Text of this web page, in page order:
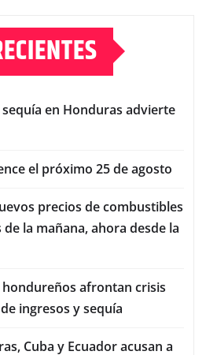
en Honduras advierte
el próximo 25 de agosto
precios de combustibles
la mañana, ahora desde la
hondureños afrontan crisis
ingresos y sequía
Cuba y Ecuador acusan a